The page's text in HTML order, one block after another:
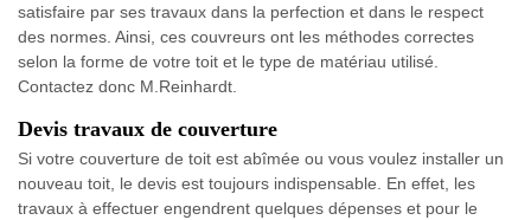
satisfaire par ses travaux dans la perfection et dans le respect
des normes. Ainsi, ces couvreurs ont les méthodes correctes
selon la forme de votre toit et le type de matériau utilisé.
Contactez donc M.Reinhardt.
Devis travaux de couverture
Si votre couverture de toit est abîmée ou vous voulez installer un
nouveau toit, le devis est toujours indispensable. En effet, les
travaux à effectuer engendrent quelques dépenses et pour le